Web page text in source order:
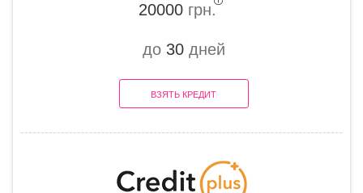
20000 грн.
до 30дней
ВЗЯТЬ КРЕДИТ